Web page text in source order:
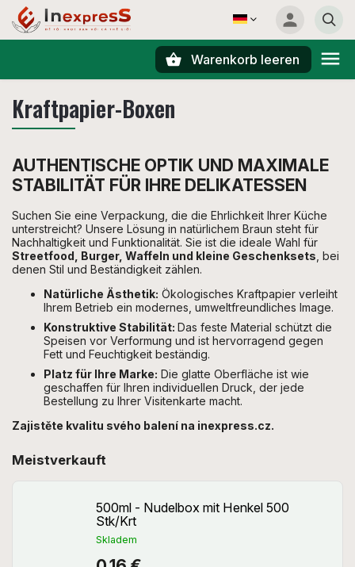
Warenkorb leeren
Kraftpapier-Boxen
AUTHENTISCHE OPTIK UND MAXIMALE
STABILITÄT FÜR IHRE DELIKATESSEN
Suchen Sie eine Verpackung, die die Ehrlichkeit Ihrer Küche
unterstreicht? Unsere Lösung in natürlichem Braun steht für
Nachhaltigkeit und Funktionalität. Sie ist die ideale Wahl für
Streetfood, Burger, Waffeln und kleine Geschenksets, bei
denen Stil und Beständigkeit zählen.
Natürliche Ästhetik: Ökologisches Kraftpapier verleiht
Ihrem Betrieb ein modernes, umweltfreundliches Image.
Konstruktive Stabilität: Das feste Material schützt die
Speisen vor Verformung und ist hervorragend gegen
Fett und Feuchtigkeit beständig.
Platz für Ihre Marke: Die glatte Oberfläche ist wie
geschaffen für Ihren individuellen Druck, der jede
Bestellung zu Ihrer Visitenkarte macht.
Zajistěte kvalitu svého balení na inexpress.cz.
Meistverkauft
500ml - Nudelbox mit Henkel 500
Stk/Krt
Skladem